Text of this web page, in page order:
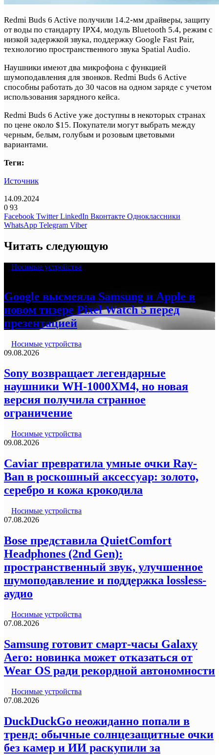
Redmi Buds 6 Active получили 14.2-мм драйверы, защиту
от воды по стандарту IPX4, модуль Bluetooth 5.4, режим с
низкой задержкой звука, поддержку Google Fast Pair,
технологию пространственного звука Spatial Audio.
Наушники имеют два микрофона с функцией
шумоподавления для звонков. Redmi Buds 6 Active
способны работать до 30 часов на одном заряде с учетом
использования зарядного кейса.
Redmi Buds 6 Active уже доступны в некоторых странах
по цене около $15. Покупатели могут выбрать между
черным, белым, голубым и розовым цветовыми
вариантами.
Теги:
Источник
14.09.2024
0 93
Facebook Twitter LinkedIn Вконтакте Одноклассники
WhatsApp Telegram Viber
Читать следующую
Носимые устройства
Google высмеяла Samsung и Apple в
новом тизере Pixel Watch 5 перед
презентацией
Носимые устройства
09.08.2026
Sony возвращает легендарные
наушники WH-1000XM4, но новая
версия получила странное
ограничение
Носимые устройства
09.08.2026
Caviar превратила умные очки Ray-
Ban в роскошный аксессуар: золото,
серебро и кожа крокодила
Носимые устройства
07.08.2026
Bose представила QuietComfort
Headphones (2nd Gen):
пространственный звук, улучшенное
шумоподавление и поддержка lossless-
аудио
Носимые устройства
07.08.2026
Samsung готовит смарт-часы Galaxy
Aero: новинка может отказаться от
Wear OS ради рекордной автономности
Носимые устройства
07.08.2026
DuckDuckGo неожиданно попали в
тренд: обычные солнцезащитные очки
без камер и ИИ раскупили за